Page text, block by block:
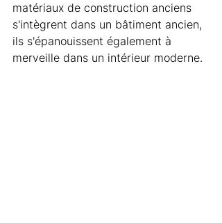
matériaux de construction anciens
s'intègrent dans un bâtiment ancien,
ils s'épanouissent également à
merveille dans un intérieur moderne.